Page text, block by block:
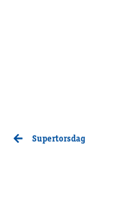
Supertorsdag